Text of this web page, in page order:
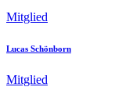
Mitglied
Lucas Schönborn
Mitglied